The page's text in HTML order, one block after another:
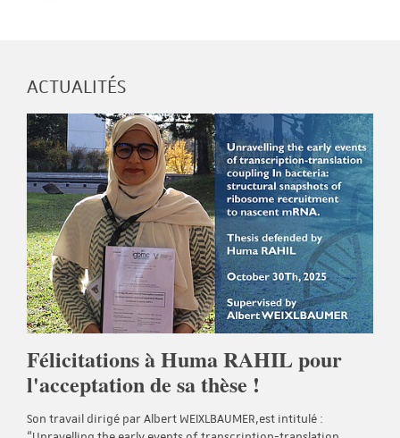
ACTUALITÉS
Félicitations à Huma RAHIL pour
l'acceptation de sa thèse !
Son travail dirigé par Albert WEIXLBAUMER,est intitulé :